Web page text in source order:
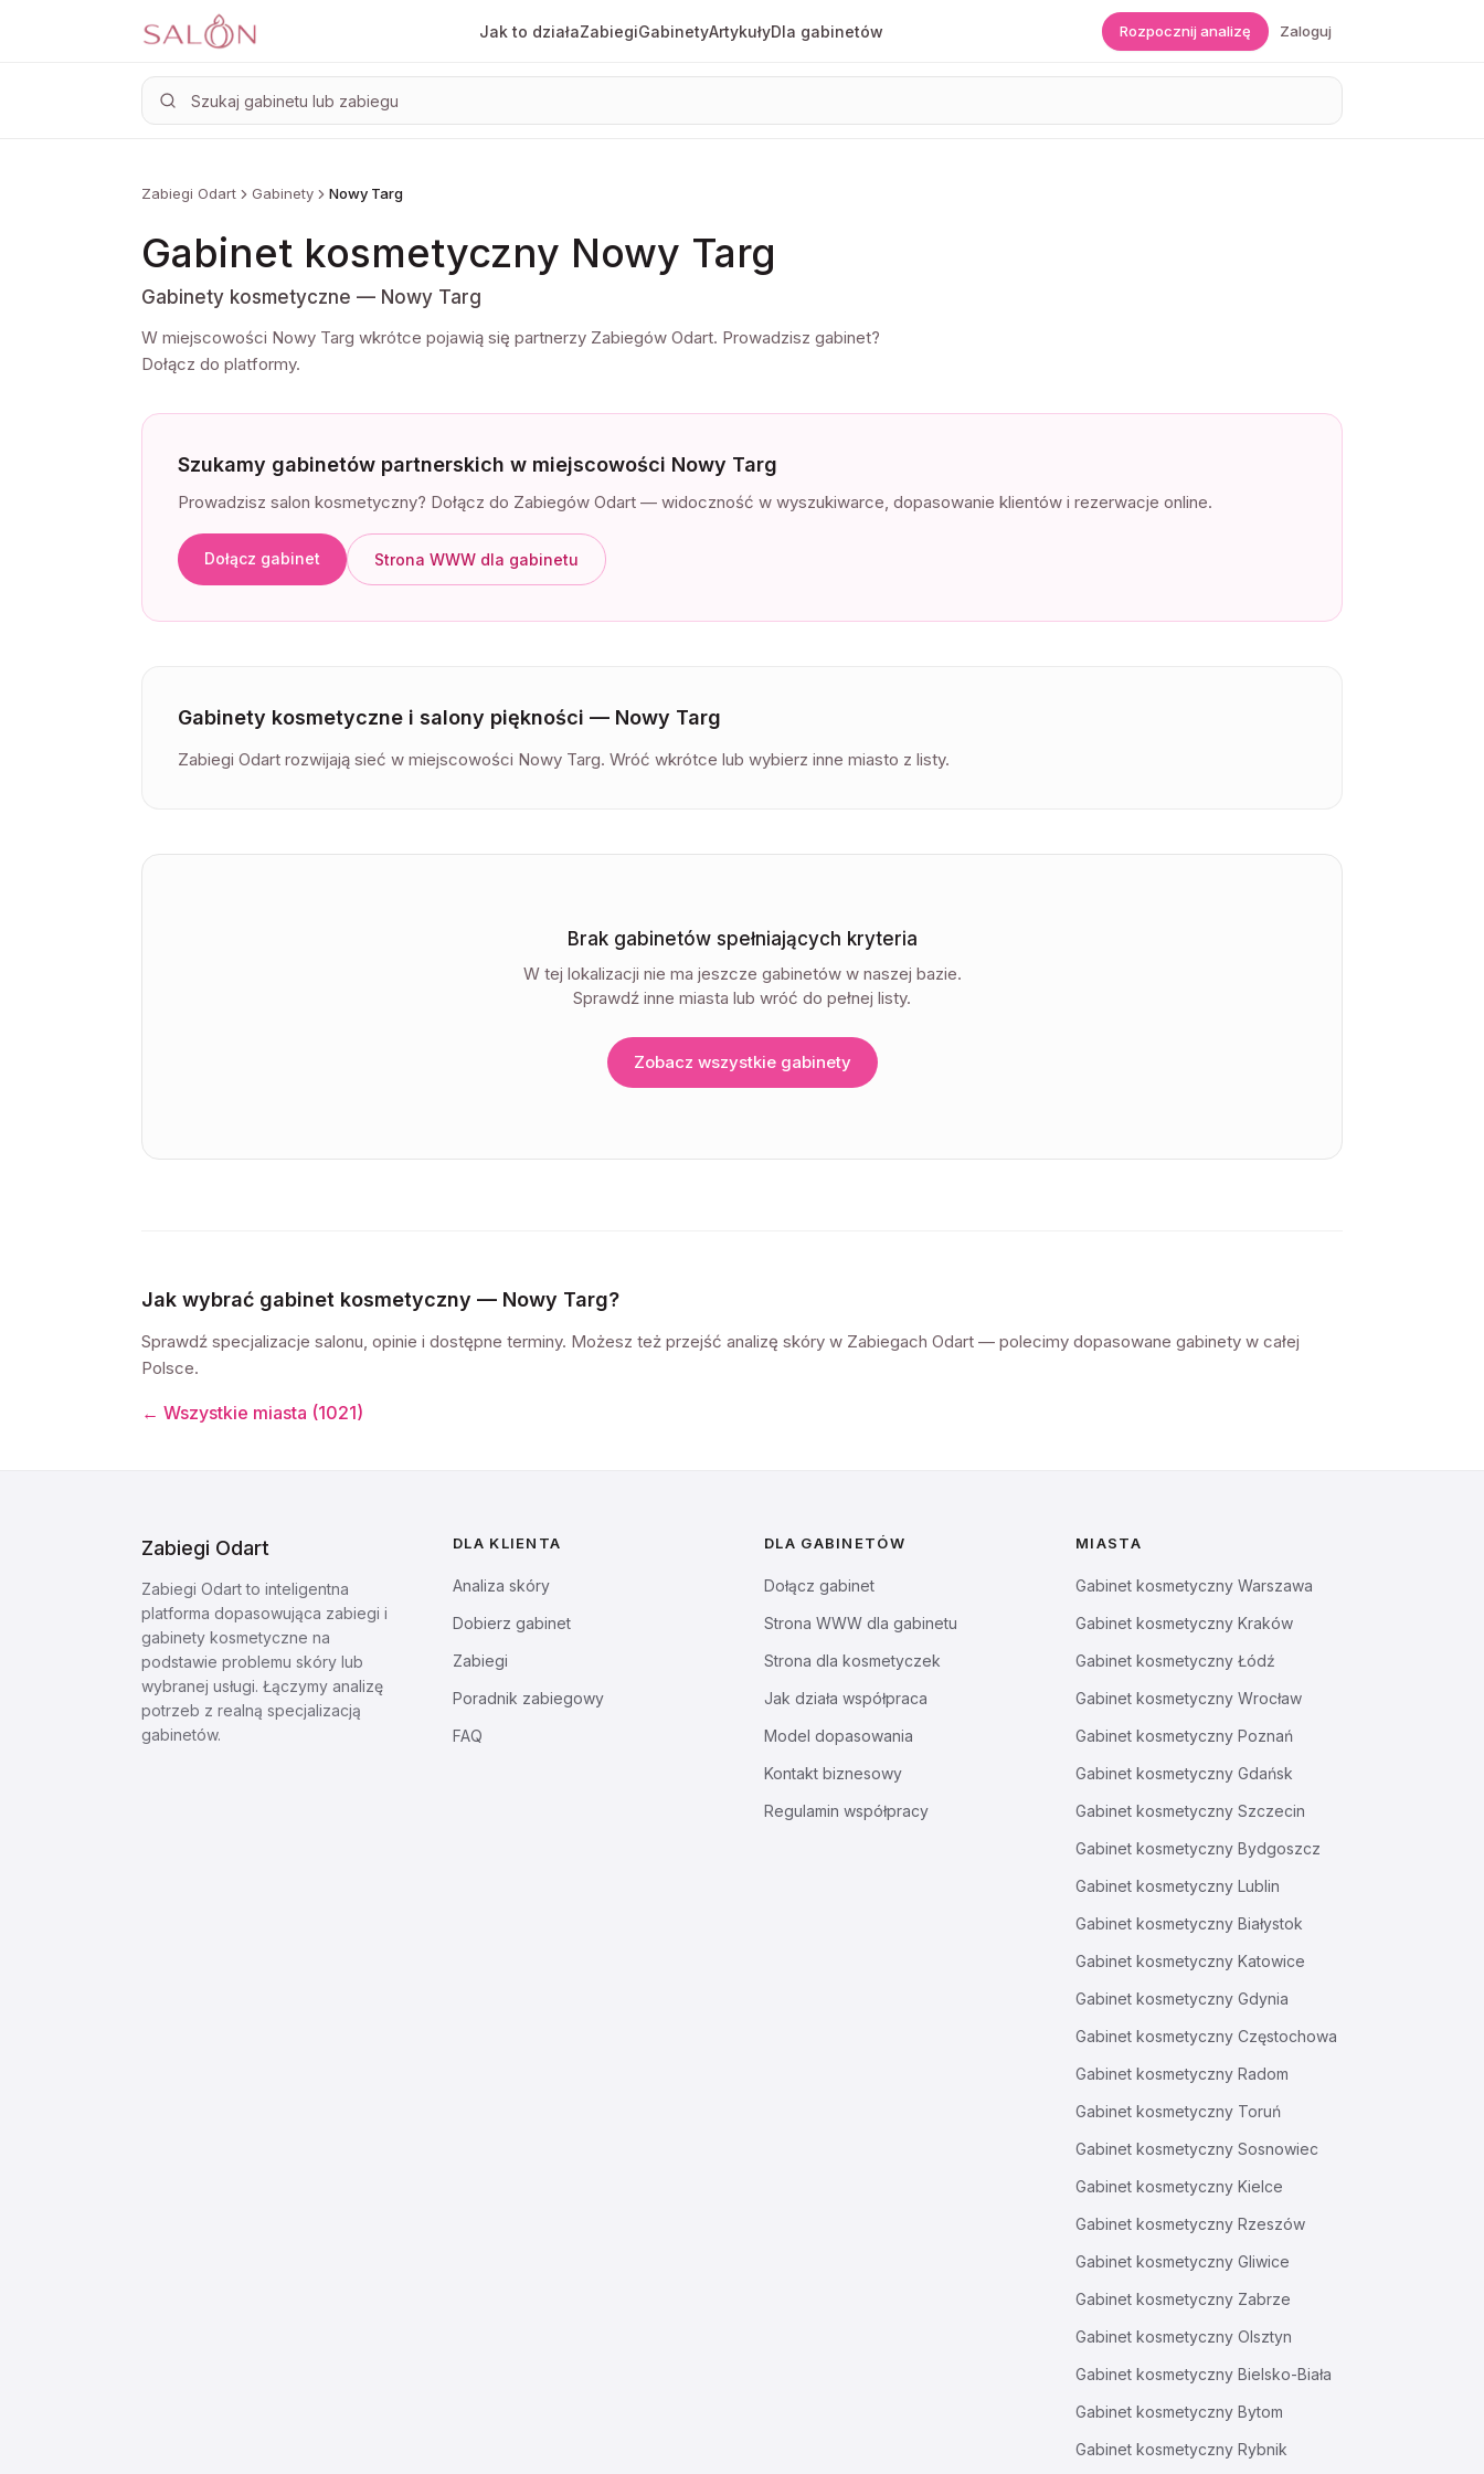
Jak to działaZabiegiGabinetyArtykułyDla gabinetów Rozpocznij analizę Zaloguj
Zabiegi Odart Gabinety Nowy Targ
Gabinet kosmetyczny Nowy Targ
Gabinety kosmetyczne — Nowy Targ
W miejscowości Nowy Targ wkrótce pojawią się partnerzy Zabiegów Odart. Prowadzisz gabinet?
Dołącz do platformy.
Szukamy gabinetów partnerskich w miejscowości Nowy Targ
Prowadzisz salon kosmetyczny? Dołącz do Zabiegów Odart — widoczność w wyszukiwarce, dopasowanie klientów i rezerwacje online.
Dołącz gabinet Strona WWW dla gabinetu
Gabinety kosmetyczne i salony piękności — Nowy Targ
Zabiegi Odart rozwijają sieć w miejscowości Nowy Targ. Wróć wkrótce lub wybierz inne miasto z listy.
Lista gabinetów kosmetycznych —
Brak gabinetów spełniających kryteria
W tej lokalizacji nie ma jeszcze gabinetów w naszej bazie.
Sprawdź inne miasta lub wróć do pełnej listy.
Zobacz wszystkie gabinety
Jak wybrać gabinet kosmetyczny — Nowy Targ?
Sprawdź specjalizacje salonu, opinie i dostępne terminy. Możesz też przejść analizę skóry w Zabiegach Odart — polecimy dopasowane gabinety w całej
Polsce.
← Wszystkie miasta (1021)
Zabiegi Odart
Zabiegi Odart to inteligentna
platforma dopasowująca zabiegi i
gabinety kosmetyczne na
podstawie problemu skóry lub
wybranej usługi. Łączymy analizę
potrzeb z realną specjalizacją
gabinetów.
DLA KLIENTA
Analiza skóry
Dobierz gabinet
Zabiegi
Poradnik zabiegowy
FAQ
DLA GABINETÓW
Dołącz gabinet
Strona WWW dla gabinetu
Strona dla kosmetyczek
Jak działa współpraca
Model dopasowania
Kontakt biznesowy
Regulamin współpracy
MIASTA
Gabinet kosmetyczny Warszawa
Gabinet kosmetyczny Kraków
Gabinet kosmetyczny Łódź
Gabinet kosmetyczny Wrocław
Gabinet kosmetyczny Poznań
Gabinet kosmetyczny Gdańsk
Gabinet kosmetyczny Szczecin
Gabinet kosmetyczny Bydgoszcz
Gabinet kosmetyczny Lublin
Gabinet kosmetyczny Białystok
Gabinet kosmetyczny Katowice
Gabinet kosmetyczny Gdynia
Gabinet kosmetyczny Częstochowa
Gabinet kosmetyczny Radom
Gabinet kosmetyczny Toruń
Gabinet kosmetyczny Sosnowiec
Gabinet kosmetyczny Kielce
Gabinet kosmetyczny Rzeszów
Gabinet kosmetyczny Gliwice
Gabinet kosmetyczny Zabrze
Gabinet kosmetyczny Olsztyn
Gabinet kosmetyczny Bielsko-Biała
Gabinet kosmetyczny Bytom
Gabinet kosmetyczny Rybnik